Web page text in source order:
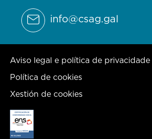
info@csag.gal
Aviso legal e política de privacidade
Política de cookies
Xestión de cookies